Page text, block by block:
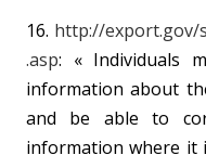
16. http://export.gov/
.asp: « Individuals
information about
and be able to
information where it